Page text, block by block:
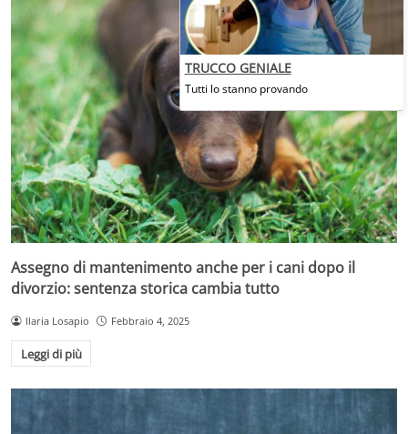
Assegno di mantenimento anche per i cani dopo il
divorzio: sentenza storica cambia tutto
Ilaria Losapio Febbraio 4, 2025
Leggi di più
TRUCCO GENIALE
Tutti lo stanno provando